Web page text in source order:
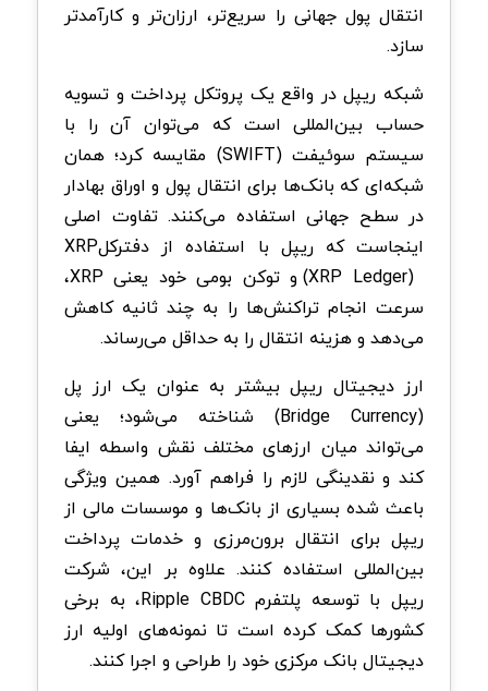
انتقال پول جهانی را سریع‌تر، ارزان‌تر و کارآمدتر
سازد.
شبکه ریپل در واقع یک پروتکل پرداخت و تسویه
حساب بین‌المللی است که می‌توان آن را با
سیستم سوئیفت (SWIFT) مقایسه کرد؛ همان
شبکه‌ای که بانک‌ها برای انتقال پول و اوراق بهادار
در سطح جهانی استفاده می‌کنند. تفاوت اصلی
اینجاست که ریپل با استفاده از دفترکلXRP
(
XRP Ledger) و توکن بومی خود یعنی XRP،
سرعت انجام تراکنش‌ها را به چند ثانیه کاهش
می‌دهد و هزینه انتقال را به حداقل می‌رساند.
ارز دیجیتال ریپل بیشتر به‌ عنوان یک ارز پل
(
Bridge Currency) شناخته می‌شود؛ یعنی
می‌تواند میان ارزهای مختلف نقش واسطه ایفا
کند و نقدینگی لازم را فراهم آورد. همین ویژگی
باعث شده بسیاری از بانک‌ها و موسسات مالی از
ریپل برای انتقال برون‌مرزی و خدمات پرداخت
بین‌المللی استفاده کنند. علاوه بر این، شرکت
ریپل با توسعه پلتفرمRipple CBDC، به برخی
کشورها کمک کرده است تا نمونه‌های اولیه ارز
دیجیتال بانک مرکزی خود را طراحی و اجرا کنند.